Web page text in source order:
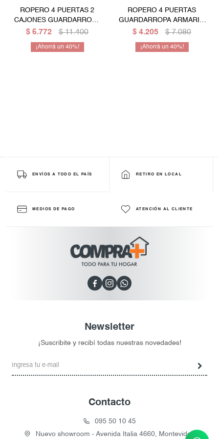
ROPERO 4 PUERTAS 2
CAJONES GUARDARROPA
ARMARIO PLACARD
$ 6.772 $ 11.400
40
ROPERO 4 PUERTAS
GUARDARROPA ARMARIO
PLACARD CLOSET - OFF
$ 4.205 $ 7.080
40
ENVÍOS A TODO EL PAÍS RETIRO EN LOCAL
MEDIOS DE PAGO ATENCIÓN AL CLIENTE
  
Contacto
095 50 10 45
Nuevo showroom - Avenida Italia 4660, Montevideo
Newsletter
¡Suscribite y recibí todas nuestras novedades!
Mesas de living
Multiusos y complementos
Escritorios
Bibliotecas
Niños